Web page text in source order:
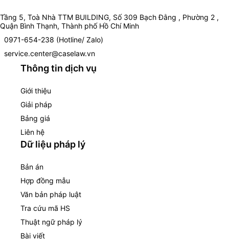
Tầng 5, Toà Nhà TTM BUILDING, Số 309 Bạch Đằng , Phường 2 ,
Quận Bình Thạnh, Thành phố Hồ Chí Minh
0971-654-238 (Hotline/ Zalo)
service.center@caselaw.vn
Thông tin dịch vụ
Giới thiệu
Giải pháp
Bảng giá
Liên hệ
Dữ liệu pháp lý
Bản án
Hợp đồng mẫu
Văn bản pháp luật
Tra cứu mã HS
Thuật ngữ pháp lý
Bài viết